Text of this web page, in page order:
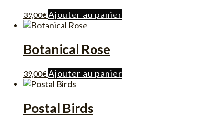
39,00€Ajouter au panier
Botanical Rose
39,00€ Ajouter au panier
Postal Birds